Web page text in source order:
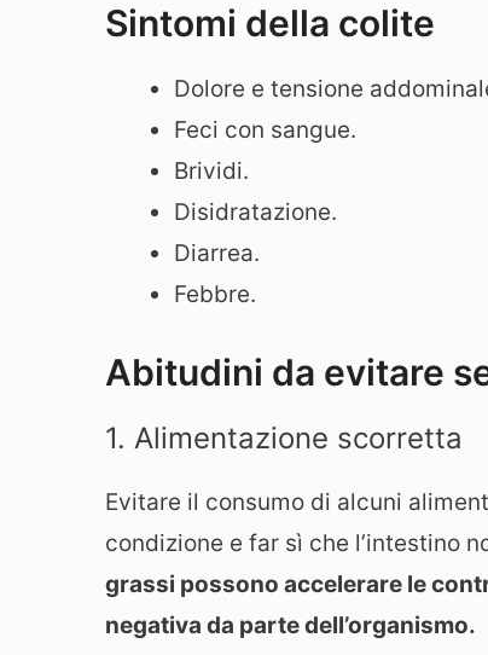
Sintomi della colite
Dolore e tensione
Feci con sangue.
Brividi.
Disidratazione.
Diarrea.
Febbre.
Abitudini da evitare
1. Alimentazione scorretta
Evitare il consumo di alcuni
condizione e far sì che l’intestino
grassi possono accelerare le
negativa da parte dell’organismo.